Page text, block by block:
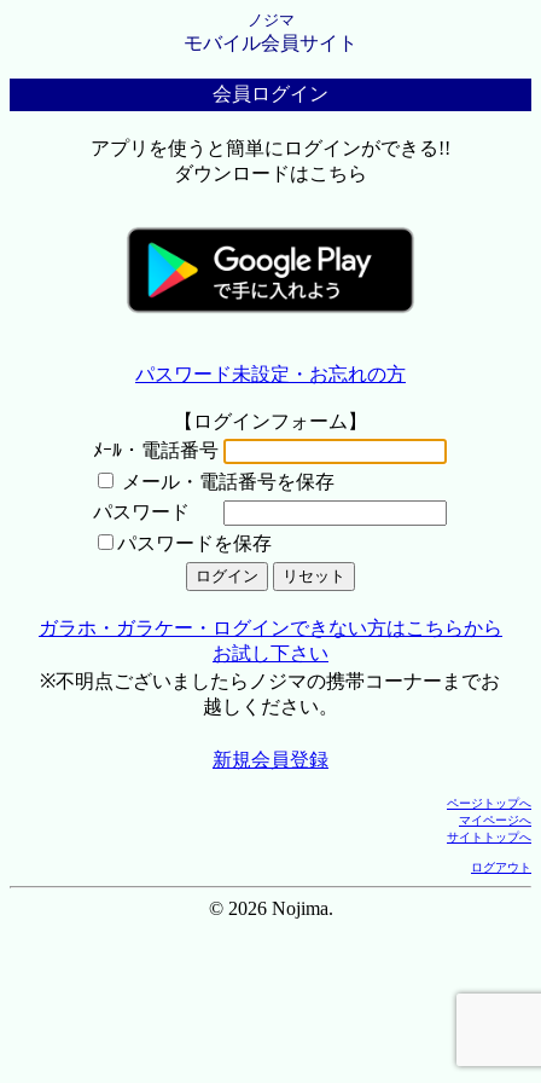
ノジマ
モバイル会員サイト
会員ログイン
アプリを使うと簡単にログインができる!!
ダウンロードはこちら
パスワード未設定・お忘れの方
【ログインフォーム】
ﾒｰﾙ・電話番号
メール・電話番号を保存
パスワード
パスワードを保存
ガラホ・ガラケー・ログインできない方はこちらから
お試し下さい
※不明点ございましたらノジマの携帯コーナーまでお
越しください。
新規会員登録
ページトップへ
マイページへ
サイトトップへ
ログアウト
© 2026 Nojima.